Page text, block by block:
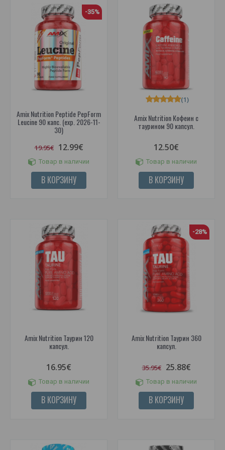
-35%
Amix Nutrition Peptide PepForm
Leucine 90 капс. (exp. 2026-11-
30)
19.95€ 12.99€
Товар в наличии
В КОРЗИНУ
Amix Nutrition Кофеин с
таурином 90 капсул.
(1)
12.50€
Товар в наличии
В КОРЗИНУ
Amix Nutrition Таурин 120
капсул.
16.95€
Товар в наличии
В КОРЗИНУ
-28%
Amix Nutrition Таурин 360
капсул.
35.95€ 25.88€
Товар в наличии
В КОРЗИНУ